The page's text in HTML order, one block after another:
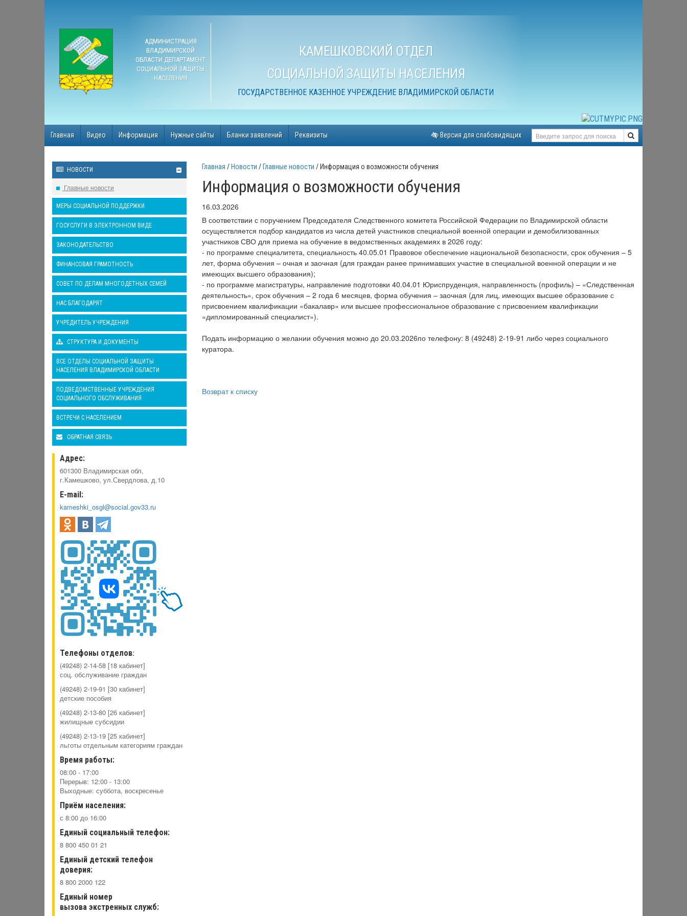
АДМИНИСТРАЦИЯ
ВЛАДИМИРСКОЙ
ОБЛАСТИ ДЕПАРТАМЕНТ
СОЦИАЛЬНОЙ ЗАЩИТЫ
НАСЕЛЕНИЯ
КАМЕШКОВСКИЙ ОТДЕЛ
СОЦИАЛЬНОЙ ЗАЩИТЫ НАСЕЛЕНИЯ
ГОСУДАРСТВЕННОЕ КАЗЕННОЕ УЧРЕЖДЕНИЕ ВЛАДИМИРСКОЙ ОБЛАСТИ
Главная Видео Информация Нужные сайты Бланки заявлений Реквизиты Версия для слабовидящих
НОВОСТИ
Главные новости
МЕРЫ СОЦИАЛЬНОЙ ПОДДЕРЖКИ
ГОСУСЛУГИ В ЭЛЕКТРОННОМ ВИДЕ
ЗАКОНОДАТЕЛЬСТВО
ФИНАНСОВАЯ ГРАМОТНОСТЬ
СОВЕТ ПО ДЕЛАМ МНОГОДЕТНЫХ СЕМЕЙ
НАС БЛАГОДАРЯТ
УЧРЕДИТЕЛЬ УЧРЕЖДЕНИЯ
СТРУКТУРА И ДОКУМЕНТЫ
ВСЕ ОТДЕЛЫ СОЦИАЛЬНОЙ ЗАЩИТЫ
НАСЕЛЕНИЯ ВЛАДИМИРСКОЙ ОБЛАСТИ
ПОДВЕДОМСТВЕННЫЕ УЧРЕЖДЕНИЯ
СОЦИАЛЬНОГО ОБСЛУЖИВАНИЯ
ВСТРЕЧИ С НАСЕЛЕНИЕМ
ОБРАТНАЯ СВЯЗЬ
Адрес:
601300 Владимирская обл,
г.Камешково, ул.Свердлова, д.10
E-mail:
kameshki_osgl@social.gov33.ru
Телефоны отделов:
(49248) 2-14-58 [18 кабинет]
соц. обслуживание граждан
(49248) 2-19-91 [30 кабинет]
детские пособия
(49248) 2-13-80 [26 кабинет]
жилищные субсидии
(49248) 2-13-19 [25 кабинет]
льготы отдельным категориям граждан
Время работы:
08:00 - 17:00
Перерыв: 12:00 - 13:00
Выходные: суббота, воскресенье
Приём населения:
с 8:00 до 16:00
Единый социальный телефон:
8 800 450 01 21
Единый детский телефон
доверия:
8 800 2000 122
Единый номер
вызова экстренных служб:
Главная Новости Главные новости Информация о возможности обучения
Информация о возможности обучения
16.03.2026
В соответствии с поручением Председателя Следственного комитета Российской Федерации по Владимирской области
осуществляется подбор кандидатов из числа детей участников специальной военной операции и демобилизованных
участников СВО для приема на обучение в ведомственных академиях в 2026 году:
- по программе специалитета, специальность 40.05.01 Правовое обеспечение национальной безопасности, срок обучения – 5
лет, форма обучения – очная и заочная (для граждан ранее принимавших участие в специальной военной операции и не
имеющих высшего образования);
- по программе магистратуры, направление подготовки 40.04.01 Юриспруденция, направленность (профиль) – «Следственная
деятельность», срок обучения – 2 года 6 месяцев, форма обучения – заочная (для лиц, имеющих высшее образование с
присвоением квалификации «бакалавр» или высшее профессиональное образование с присвоением квалификации
«дипломированный специалист»).
Подать информацию о желании обучения можно до 20.03.2026по телефону: 8 (49248) 2-19-91 либо через социального
куратора.
Возврат к списку